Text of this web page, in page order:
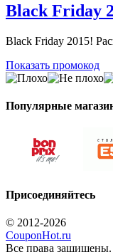
Black Friday
Black Friday 2015!
Показать промокод
Популярные
Присоединяйтесь
© 2012-2026
CouponHot.ru
Все права защищены.